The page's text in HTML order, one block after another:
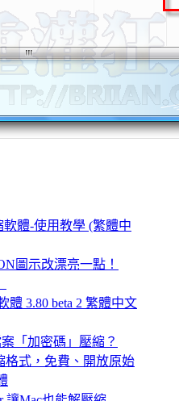
軟體-使用教學 (繁體中
圖示改漂亮一點！
體 3.80 beta 2 繁體中文
「加密碼」壓縮？
格式，免費、開放原始